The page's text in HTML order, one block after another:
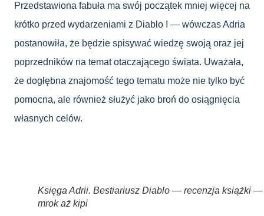
Przedstawiona fabuła ma swój początek mniej więcej na
krótko przed wydarzeniami z Diablo I — wówczas Adria
postanowiła, że będzie spisywać wiedzę swoją oraz jej
poprzedników na temat otaczającego świata. Uważała,
że dogłębna znajomość tego tematu może nie tylko być
pomocna, ale również służyć jako broń do osiągnięcia
własnych celów.
Księga Adrii. Bestiariusz Diablo — recenzja książki —
mrok aż kipi